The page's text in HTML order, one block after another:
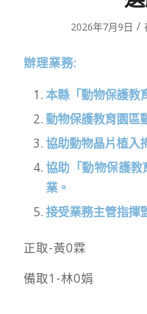
2026年7月9日 /
辦理業務:
本縣「動物保護教
動物保護教育園區
協助動物晶片植入
協助「動物保護
業。
接受業務主管指揮
正取-黃0霖
備取1-林0娟